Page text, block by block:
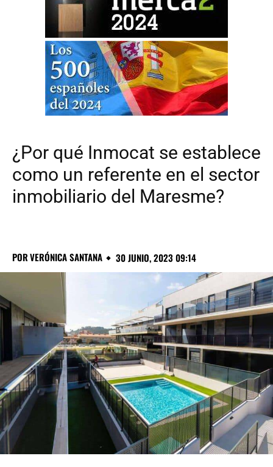
¿Por qué Inmocat se establece
como un referente en el sector
inmobiliario del Maresme?
PORVERÓNICA SANTANA 30 JUNIO, 2023 09:14